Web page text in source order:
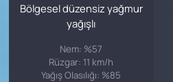
Bölgesel düzensiz yağmur
yağışlı
Nem: %57
Rüzgar: 11 km/h
Yağış Olasılığı: %85